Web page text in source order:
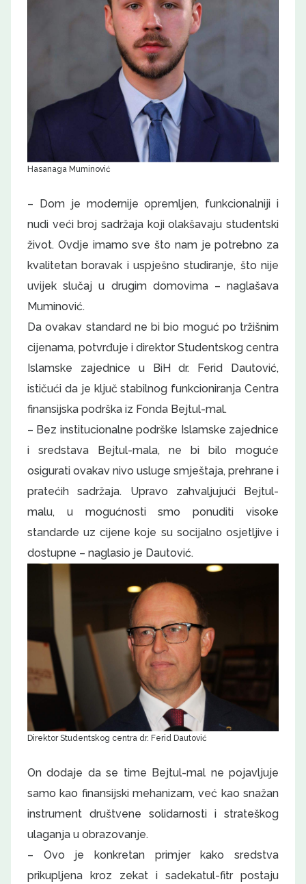
Hasanaga Muminović
– Dom je modernije opremljen, funkcionalniji i
nudi veći broj sadržaja koji olakšavaju studentski
život. Ovdje imamo sve što nam je potrebno za
kvalitetan boravak i uspješno studiranje, što nije
uvijek slučaj u drugim domovima – naglašava
Muminović.
Da ovakav standard ne bi bio moguć po tržišnim
cijenama, potvrđuje i direktor Studentskog centra
Islamske zajednice u BiH dr. Ferid Dautović,
ističući da je ključ stabilnog funkcioniranja Centra
finansijska podrška iz Fonda Bejtul-mal.
– Bez institucionalne podrške Islamske zajednice
i sredstava Bejtul-mala, ne bi bilo moguće
osigurati ovakav nivo usluge smještaja, prehrane i
pratećih sadržaja. Upravo zahvaljujući Bejtul-
malu, u mogućnosti smo ponuditi visoke
standarde uz cijene koje su socijalno osjetljive i
dostupne – naglasio je Dautović.
Direktor Studentskog centra dr. Ferid Dautović
On dodaje da se time Bejtul-mal ne pojavljuje
samo kao finansijski mehanizam, već kao snažan
instrument društvene solidarnosti i strateškog
ulaganja u obrazovanje.
– Ovo je konkretan primjer kako sredstva
prikupljena kroz zekat i sadekatul-fitr postaju